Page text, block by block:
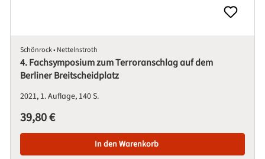
Schönrock • Nettelnstroth
4. Fachsymposium zum Terroranschlag auf dem
Berliner Breitscheidplatz
2021 1. Auflage 140 S.
Regulärer Preis:
39,80 €
In den Warenkorb